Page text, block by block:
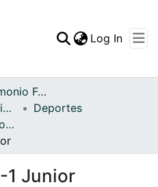
Statistics
Log In
Archivo del Patrimonio Fotográfico y Fílmico del Valle del Cauca
Fondo Fotográfico Diario Occidente
Deportes
FFDO - Rincón del Deportivo Cali - Patrimonial
1 Junior